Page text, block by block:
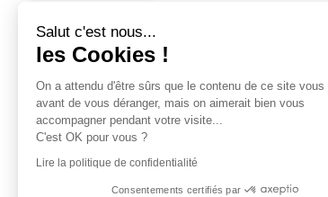
Nos univers
Nid douillet
Madame Poule
Monsieur Coq
Les poussins
La boutique
Salut c'est nous...
les Cookies !
On a attendu d'être sûrs que le contenu de ce site vous
avant de vous déranger, mais on aimerait bien vous
accompagner pendant votre visite...
C'est OK pour vous ?
Lire la politique de confidentialité
Consentements certifiés par